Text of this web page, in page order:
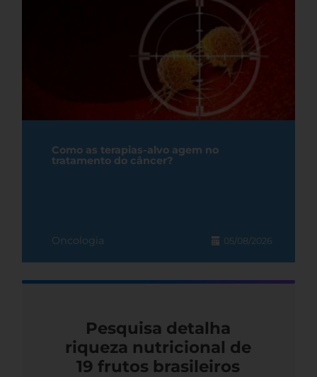
Como as terapias-alvo agem no
tratamento do câncer?
Oncologia 05/08/2026
Pesquisa detalha
riqueza nutricional de
19 frutos brasileiros